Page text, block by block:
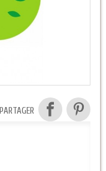
PARTAGER